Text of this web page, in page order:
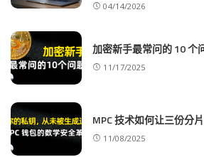
04/14/2026
加密新手最常问的 10 个
11/17/2025
MPC 技术如何让三份分
11/08/2025